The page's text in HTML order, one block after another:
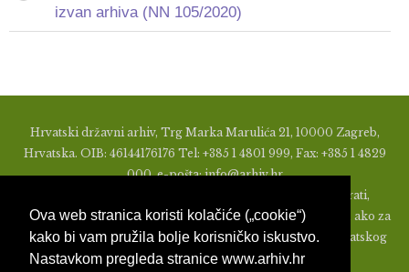
Ova web stranica koristi kolačiće („cookie“)
kako bi vam pružila bolje korisničko iskustvo.
Nastavkom pregleda stranice www.arhiv.hr
izvan arhiva (NN 105/2020)
Hrvatski državni arhiv, Trg Marka Marulića 21, 10000 Zagreb,
Hrvatska. OIB: 46144176176 Tel: +385 1 4801 999, Fax: +385 1 4829
000, e-pošta: info@arhiv.hr
Zabranjeno je u bilo kojem obliku objavljivati, distribuirati,
mijenjati ili na ikoji način koristiti materijale s ovih stranica, ako za
to nije prethodno izdato pismeno odobrenje od strane Hrvatskog
državnog arhiva.